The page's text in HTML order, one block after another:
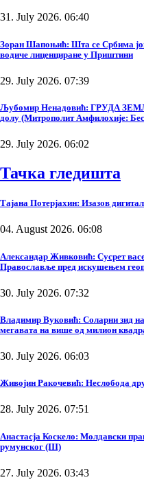
31. July 2026. 06:40
Зоран Шапоњић: Шта се Србима
водиче лиценциране у Приштини
29. July 2026. 07:39
Љубомир Ненадовић: ГРУДА
долу (Митрополит Амфилохије:
29. July 2026. 06:02
Тачка гледишта
Тајана Потерјахин: Изазов
04. August 2026. 06:08
Александар Живковић: Сусрет
Православље пред искушењем
30. July 2026. 07:32
Владимир Вуковић: Соларни зид
мегавата на више од милион
30. July 2026. 06:03
Живојин Ракочевић: Неслобода
28. July 2026. 07:51
Анастасја Коскело: Молдавски
румунског (III)
27. July 2026. 03:43